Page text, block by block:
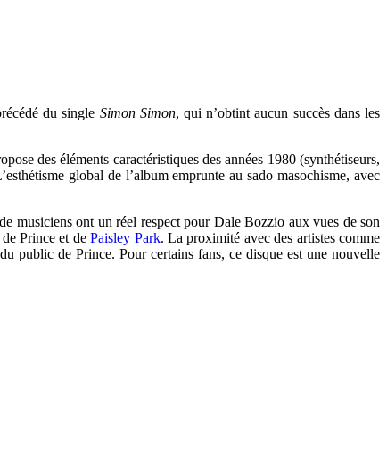
du single Simon Simon, qui n’obtint aucun succès dans les
des éléments caractéristiques des années 1980 (synthétiseurs,
global de l’album emprunte au sado masochisme, avec
musiciens ont un réel respect pour Dale Bozzio aux vues de son
de Prince et dePaisley Park. La proximité avec des artistes comme
public de Prince. Pour certains fans, ce disque est une nouvelle